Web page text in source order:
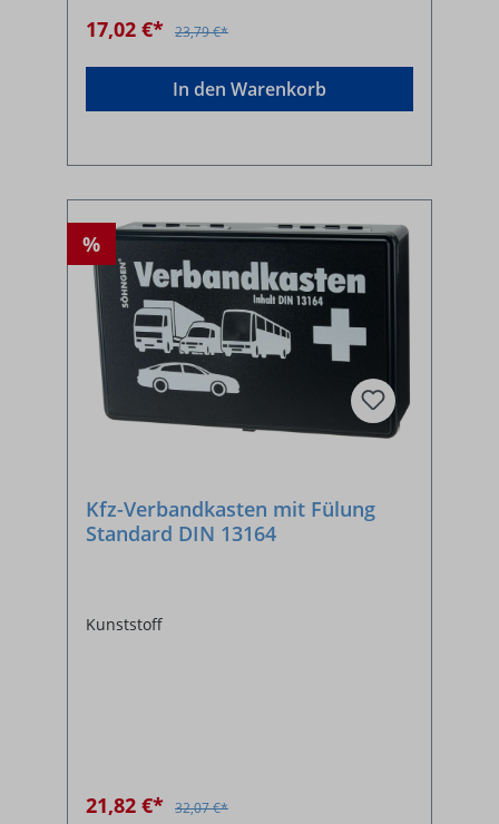
17,02 €* 23,79 €*
In den Warenkorb
%
Kfz-Verbandkasten mit Fülung
Standard DIN 13164
Kunststoff
21,82 €* 32,07 €*